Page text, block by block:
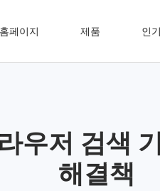
홈페이지 제품 인
우저 검색
해결책